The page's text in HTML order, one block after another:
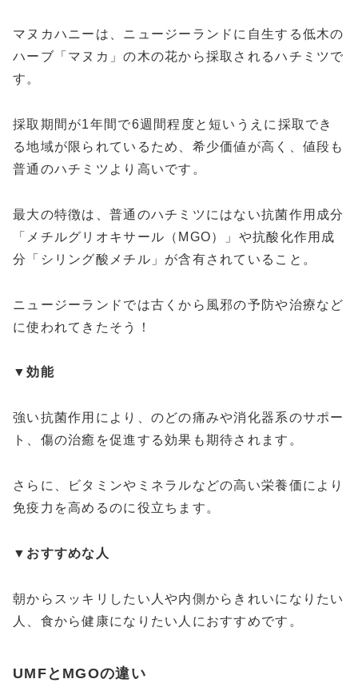
マヌカハニーは、ニュージーランドに自生する低木の
ハーブ「マヌカ」の木の花から採取されるハチミツで
す。
採取期間が1年間で6週間程度と短いうえに採取でき
る地域が限られているため、希少価値が高く、値段も
普通のハチミツより高いです。
最大の特徴は、普通のハチミツにはない抗菌作用成分
「メチルグリオキサール（MGO）」や抗酸化作用成
分「シリング酸メチル」が含有されていること。
ニュージーランドでは古くから風邪の予防や治療など
に使われてきたそう！
▼効能
強い抗菌作用により、のどの痛みや消化器系のサポー
ト、傷の治癒を促進する効果も期待されます。
さらに、ビタミンやミネラルなどの高い栄養価により
免疫力を高めるのに役立ちます。
▼ おすすめな人
朝からスッキリしたい人や内側からきれいになりたい
人、食から健康になりたい人におすすめです。
UMFとMGOの違い